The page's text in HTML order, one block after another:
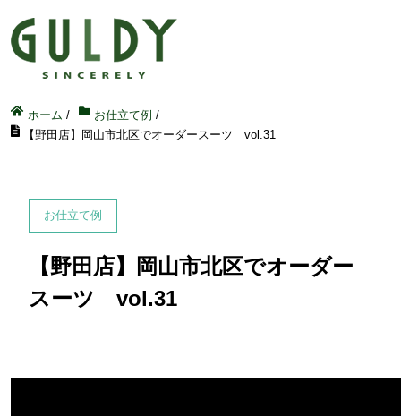
ホーム / お仕立て例 /
【野田店】岡山市北区でオーダースーツ vol.31
お仕立て例
【野田店】岡山市北区でオーダー
スーツ vol.31